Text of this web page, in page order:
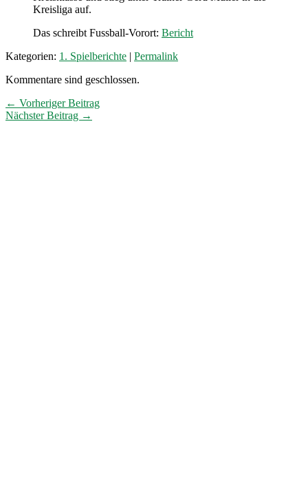
Kreisliga auf.
Das schreibt Fussball-Vorort: Bericht
Kategorien: 1. Spielberichte | Permalink
Kommentare sind geschlossen.
← Vorheriger Beitrag
Nächster Beitrag →